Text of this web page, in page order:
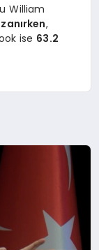
William
,
ise 63.2